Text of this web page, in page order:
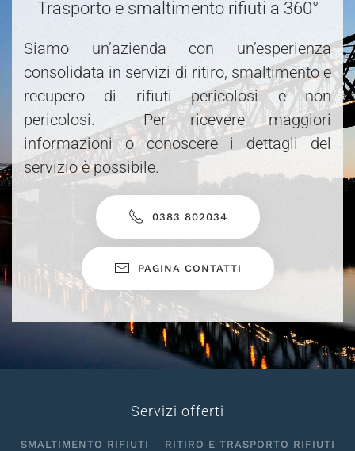
Trasporto e smaltimento rifiuti a 360°
Siamo un’azienda con un’esperienza
consolidata in servizi di ritiro, smaltimento e
recupero di rifiuti pericolosi e non
pericolosi. Per ricevere maggiori
informazioni o conoscere i dettagli del
servizio è possibile.
0383 802034
PAGINA CONTATTI
Servizi offerti
SMALTIMENTO RIFIUTI
RITIRO E TRASPORTO RIFIUTI